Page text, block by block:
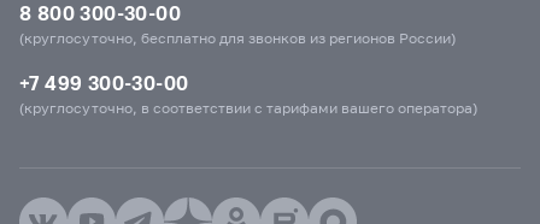
8 800 300-30-00
(круглосуточно, бесплатно для звонков из регионов России)
+7 499 300-30-00
(круглосуточно, в соответствии с тарифами вашего оператора)